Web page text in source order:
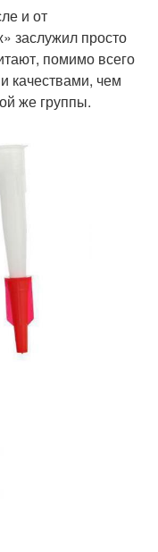
и от
заслужил просто
помимо всего
качествами, чем
же группы.